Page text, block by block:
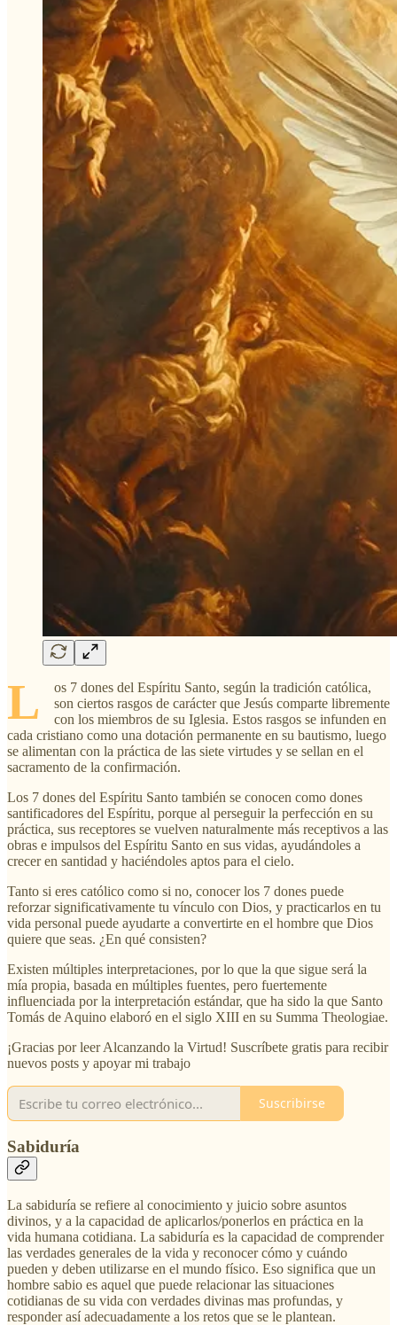
L
os 7 dones del Espíritu Santo, según la tradición católica,
son ciertos rasgos de carácter que Jesús comparte libremente
con los miembros de su Iglesia. Estos rasgos se infunden en
cada cristiano como una dotación permanente en su bautismo, luego
se alimentan con la práctica de las siete virtudes y se sellan en el
sacramento de la confirmación.
Los 7 dones del Espíritu Santo también se conocen como dones
santificadores del Espíritu, porque al perseguir la perfección en su
práctica, sus receptores se vuelven naturalmente más receptivos a las
obras e impulsos del Espíritu Santo en sus vidas, ayudándoles a
crecer en santidad y haciéndoles aptos para el cielo.
Tanto si eres católico como si no, conocer los 7 dones puede
reforzar significativamente tu vínculo con Dios, y practicarlos en tu
vida personal puede ayudarte a convertirte en el hombre que Dios
quiere que seas. ¿En qué consisten?
Existen múltiples interpretaciones, por lo que la que sigue será la
mía propia, basada en múltiples fuentes, pero fuertemente
influenciada por la interpretación estándar, que ha sido la que Santo
Tomás de Aquino elaboró en el siglo XIII en su Summa Theologiae.
¡Gracias por leer Alcanzando la Virtud! Suscríbete gratis para recibir
nuevos posts y apoyar mi trabajo
Suscribirse
Sabiduría
La sabiduría se refiere al conocimiento y juicio sobre asuntos
divinos, y a la capacidad de aplicarlos/ponerlos en práctica en la
vida humana cotidiana. La sabiduría es la capacidad de comprender
las verdades generales de la vida y reconocer cómo y cuándo
pueden y deben utilizarse en el mundo físico. Eso significa que un
hombre sabio es aquel que puede relacionar las situaciones
cotidianas de su vida con verdades divinas mas profundas, y
responder así adecuadamente a los retos que se le plantean.